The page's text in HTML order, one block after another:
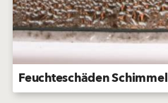
Feuchteschäden Schimmel